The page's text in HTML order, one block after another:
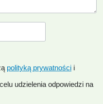
polityką prywatności i
udzielenia odpowiedzi na